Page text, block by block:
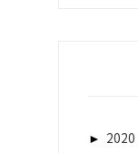
► 2020